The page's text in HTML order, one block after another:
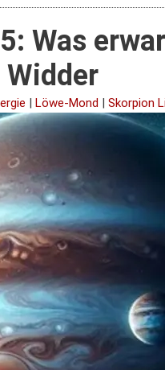
Was
Widder
| Löwe-Mond | Skorpion